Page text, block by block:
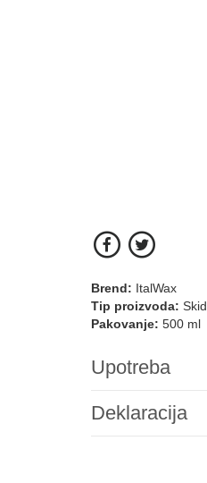
Brend: ItalWax
Tip proizvoda:
Pakovanje: 500 ml
Upotreba
Deklaracija